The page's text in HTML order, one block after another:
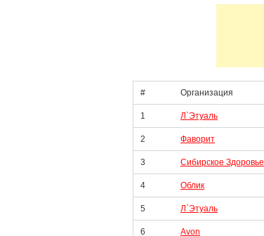
# Организация
1 Л`Этуаль
2 Фаворит
3 Сибирское Здоровье
4 Облик
5 Л`Этуаль
6 Avon